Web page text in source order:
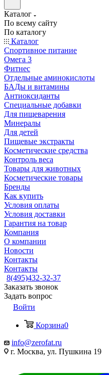
Каталог
По всему сайту
По каталогу
Каталог
Спортивное питание
Омега 3
Фитнес
Отдельные аминокислоты
БАДы и витамины
Антиоксиданты
Специальные добавки
Для пищеварения
Минералы
Для детей
Пищевые экстракты
Косметические средства
Контроль веса
Товары для животных
Косметические товары
Бренды
Как купить
Условия оплаты
Условия доставки
Гарантия на товар
Компания
О компании
Новости
Контакты
Контакты
8(495)432-32-37
Заказать звонок
Задать вопрос
Войти
Корзина0
info@zerofat.ru
г. Москва, ул. Пушкина 19